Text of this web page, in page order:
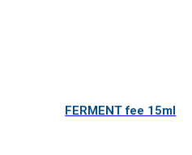
FERMENT fee 15ml